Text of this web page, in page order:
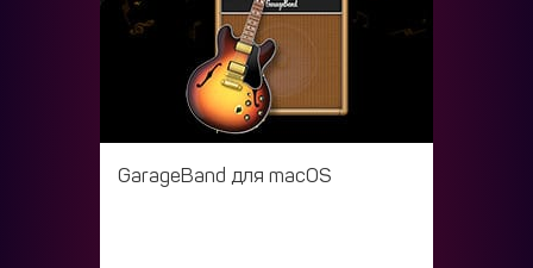
GarageBand для macOS